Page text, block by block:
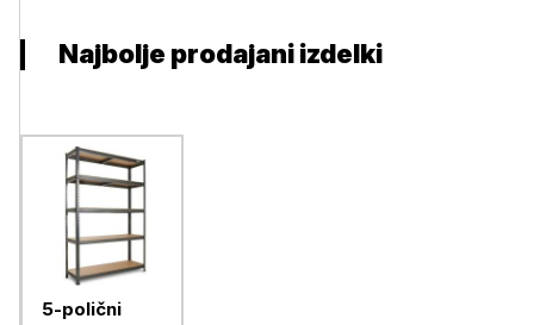
Najbolje prodajani izdelki
5-polični